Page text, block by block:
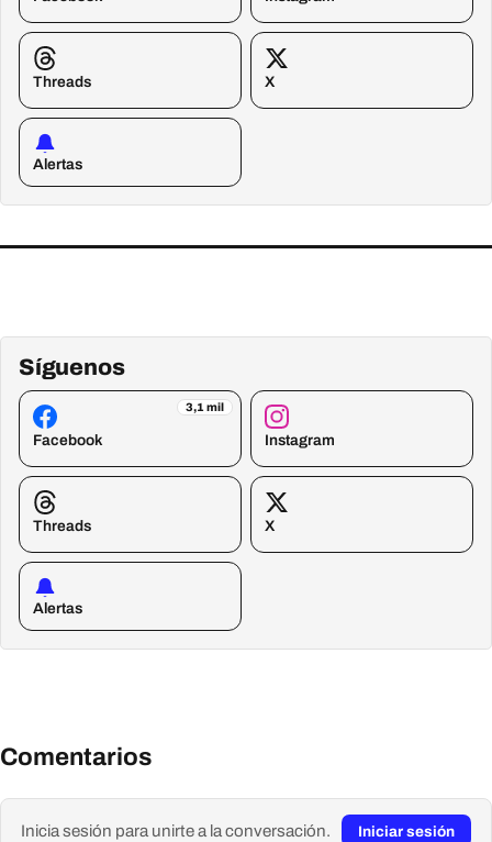
Threads X
Alertas
Síguenos
3,1 mil
Facebook Instagram
Threads X
Alertas
Comentarios
Inicia sesión para unirte a la conversación. Iniciar sesión